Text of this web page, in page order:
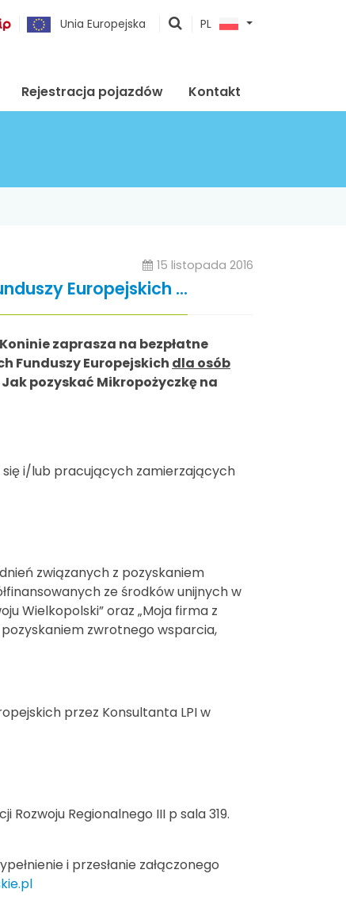
Unia Europejska
pokaż
PL
Rejestracja pojazdów Kontakt
15 listopada 2016
Europejskich ...
zaprasza na bezpłatne
Funduszy Europejskich dla osób
pozyskać Mikropożyczkę na
i/lub pracujących zamierzających
związanych z pozyskaniem
ze środków unijnych w
Wielkopolski” oraz „Moja firma z
zwrotnego wsparcia,
przez Konsultanta LPI w
Rozwoju Regionalnego III p sala 319.
i przesłanie załączonego